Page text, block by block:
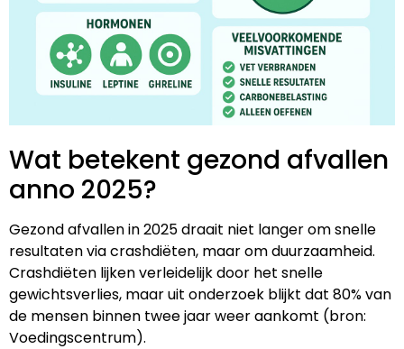
Wat betekent gezond afvallen
anno 2025?
Gezond afvallen in 2025 draait niet langer om snelle
resultaten via crashdiëten, maar om duurzaamheid.
Crashdiëten lijken verleidelijk door het snelle
gewichtsverlies, maar uit onderzoek blijkt dat 80% van
de mensen binnen twee jaar weer aankomt (bron:
Voedingscentrum).